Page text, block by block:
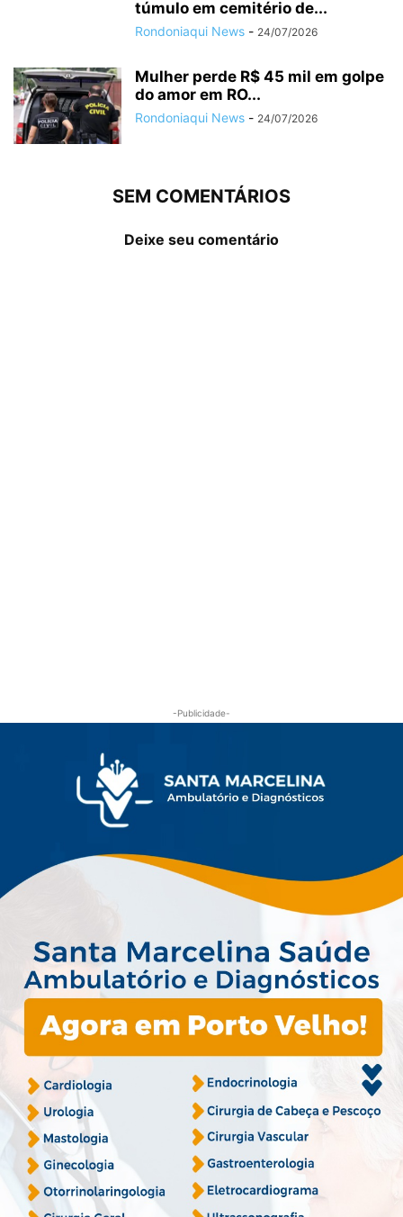
túmulo em cemitério de...
Rondoniaqui News - 24/07/2026
Mulher perde R$ 45 mil em golpe
do amor em RO...
Rondoniaqui News - 24/07/2026
SEM COMENTÁRIOS
Deixe seu comentário
-Publicidade-